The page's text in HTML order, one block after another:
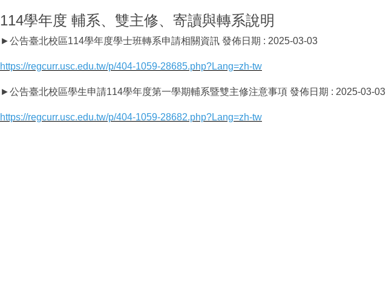
114學年度 輔系、雙主修、寄讀與轉系說明
►公告臺北校區114學年度學士班轉系申請相關資訊 發佈日期 : 2025-03-03
https://regcurr.usc.edu.tw/p/404-1059-28685.php?Lang=zh-tw
►公告臺北校區學生申請114學年度第一學期輔系暨雙主修注意事項 發佈日期 : 2025-03-03
https://regcurr.usc.edu.tw/p/404-1059-28682.php?Lang=zh-tw